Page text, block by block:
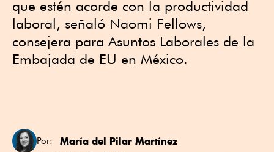
que estén acorde con la productividad
laboral, señaló Naomi Fellows,
consejera para Asuntos Laborales de la
Embajada de EU en México.
Por: María del Pilar Martínez